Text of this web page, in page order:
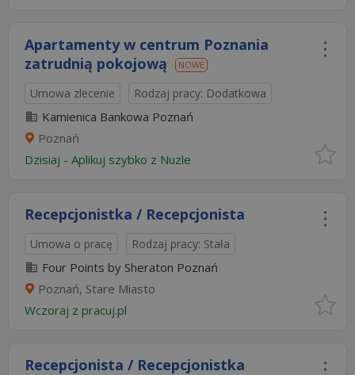
Apartamenty w centrum Poznania
zatrudnią pokojową
NOWE
Umowa zlecenie Rodzaj pracy: Dodatkowa
Kamienica Bankowa Poznań
Poznań
Dzisiaj - Aplikuj szybko z Nuzle
Recepcjonistka / Recepcjonista
Umowa o pracę Rodzaj pracy: Stała
Four Points by Sheraton Poznań
Poznań, Stare Miasto
Wczoraj z pracuj.pl
Recepcjonista / Recepcjonistka